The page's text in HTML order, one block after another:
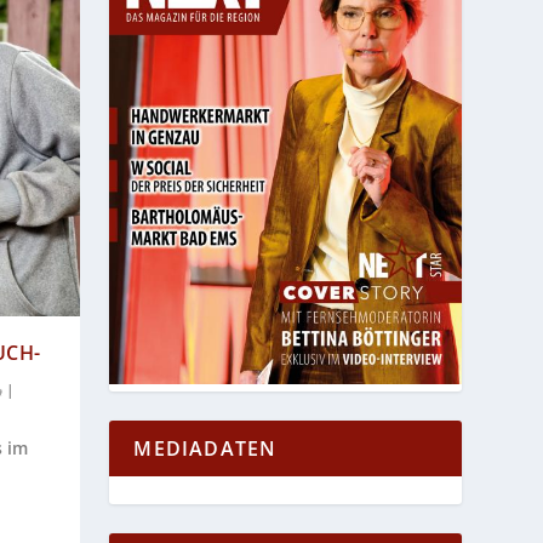
|
im MEDIADATEN